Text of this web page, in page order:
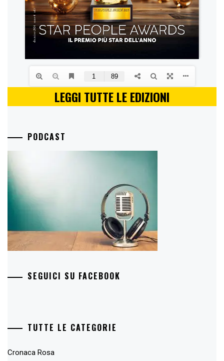
LEGGI TUTTE LE EDIZIONI
PODCAST
SEGUICI SU FACEBOOK
TUTTE LE CATEGORIE
Cronaca Rosa